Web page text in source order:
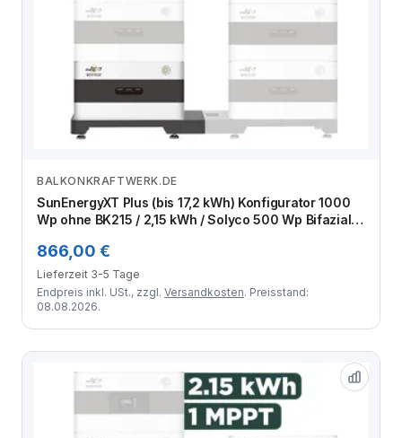
Zum Angebot
BALKONKRAFTWERK.DE
SunEnergyXT Plus (bis 17,2 kWh) Konfigurator 1000
Wp ohne BK215 / 2,15 kWh / Solyco 500 Wp Bifazial /
866,00 €
Lieferzeit 3-5 Tage
Endpreis inkl. USt., zzgl. Versandkosten. Preisstand:
08.08.2026.